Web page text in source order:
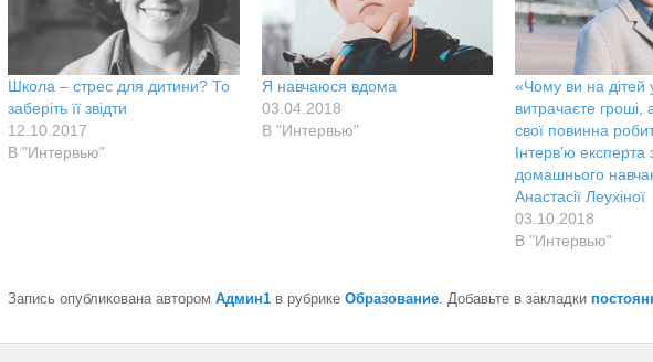
Школа – стрес для дитини? То
заберіть її звідти
12.10.2017
В "Интервью"
Я навчаюся вдома
03.04.2018
В "Интервью"
«Чому ви на дітей
витрачаєте гроші,
свої повинна
Інтервʼю експерта
домашнього
Анастасії Леухіної
03.10.2018
В "Интервью"
Запись опубликована автором Админ1в рубрике Образование. Добавьте в закладки